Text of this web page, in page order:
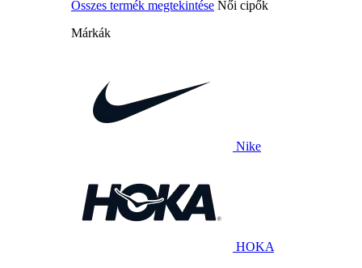
Összes termék megtekintése Női cipők
Márkák
Nike
HOKA